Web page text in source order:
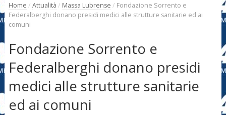
Home / Attualità / Massa Lubrense / Fondazione Sorrento e
Federalberghi donano presidi medici alle strutture sanitarie ed ai
comuni
Fondazione Sorrento e
Federalberghi donano presidi
medici alle strutture sanitarie
ed ai comuni